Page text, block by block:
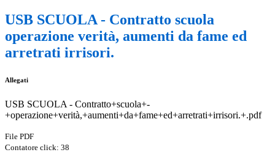
USB SCUOLA - Contratto scuola
operazione verità, aumenti da fame ed
arretrati irrisori.
Allegati
USB SCUOLA - Contratto+scuola+-
+operazione+verità,+aumenti+da+fame+ed+arretrati+irrisori.+.pdf
File PDF
Contatore click: 38